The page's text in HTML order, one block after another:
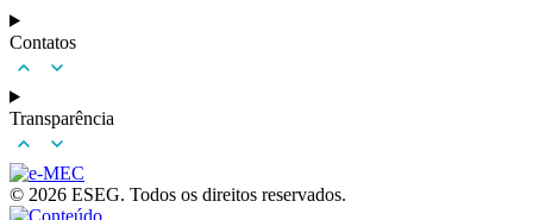
Contatos
Transparência
© 2026 ESEG. Todos os direitos reservados.